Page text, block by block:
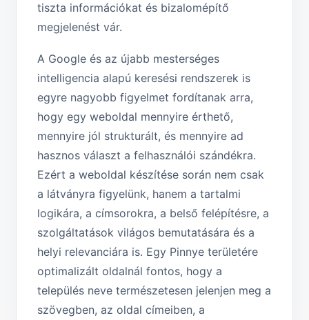
tiszta információkat és bizalomépítő
megjelenést vár.
A Google és az újabb mesterséges
intelligencia alapú keresési rendszerek is
egyre nagyobb figyelmet fordítanak arra,
hogy egy weboldal mennyire érthető,
mennyire jól strukturált, és mennyire ad
hasznos választ a felhasználói szándékra.
Ezért a weboldal készítése során nem csak
a látványra figyelünk, hanem a tartalmi
logikára, a címsorokra, a belső felépítésre, a
szolgáltatások világos bemutatására és a
helyi relevanciára is. Egy Pinnye területére
optimalizált oldalnál fontos, hogy a
település neve természetesen jelenjen meg a
szövegben, az oldal címeiben, a